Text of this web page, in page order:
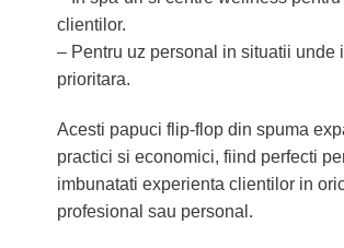
clientilor.
– Pentru uz personal in situatii unde
prioritara.
Acesti papuci flip-flop din spuma
practici si economici, fiind perfecti
imbunatati experienta clientilor in
profesional sau personal.